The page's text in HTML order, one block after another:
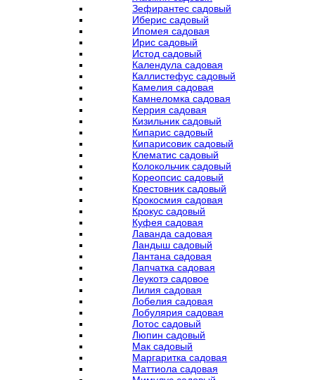
Зефирантес садовый
Иберис садовый
Ипомея садовая
Ирис садовый
Истод садовый
Календула садовая
Каллистефус садовый
Камелия садовая
Камнеломка садовая
Керрия садовая
Кизильник садовый
Кипарис садовый
Кипарисовик садовый
Клематис садовый
Колокольчик садовый
Кореопсис садовый
Крестовник садовый
Крокосмия садовая
Крокус садовый
Куфея садовая
Лаванда садовая
Ландыш садовый
Лантана садовая
Лапчатка садовая
Леукотэ садовое
Лилия садовая
Лобелия садовая
Лобулярия садовая
Лотос садовый
Люпин садовый
Мак садовый
Маргаритка садовая
Маттиола садовая